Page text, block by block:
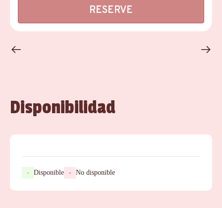
RESERVE
Disponibilidad
- Disponible - No disponible